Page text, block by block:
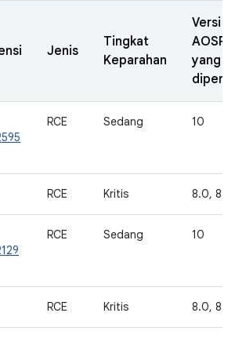
Jenis
Tingkat
Keparahan
Versi
AOSP
yang
RCE Sedang 10
RCE Kritis 8.0, 8.1,
RCE Sedang 10
RCE Kritis 8.0, 8.1,